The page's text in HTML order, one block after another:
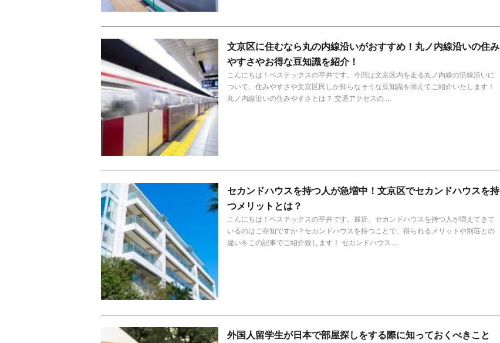
文京区に住むなら丸の内線沿いがおすすめ！丸ノ内線沿いの住み
やすさやお得な豆知識を紹介！
こんにちは！ベステックスの平井です。今回は文京区内を走る丸ノ内線の沿線沿いに
ついて、住みやすさや文京区民しか知らなそうな豆知識を添えてご紹介いたします！
丸ノ内線沿いの住みやすさとは？ 交通アクセスの ...
セカンドハウスを持つ人が急増中！文京区でセカンドハウスを持
つメリットとは？
こんにちは！ベステックスの平井です。最近、セカンドハウスを持つ人が増えてきて
いるのはご存知ですか？セカンドハウスを持つことで、得られるメリットや別荘との
違いをこの記事でご紹介致します！ セカンドハウス ...
外国人留学生が日本で部屋探しをする際に知っておくべきこと